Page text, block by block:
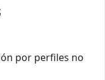
por perfiles no